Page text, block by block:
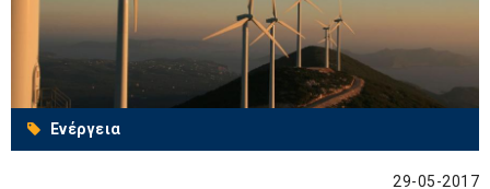
Ενέργεια
29-05-2017